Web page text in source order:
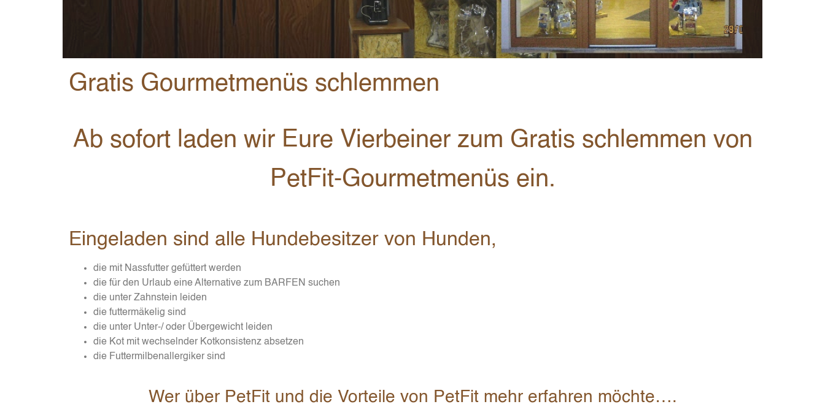
Gratis Gourmetmenüs schlemmen
Ab sofort laden wir Eure Vierbeiner zum Gratis schlemmen von
PetFit-Gourmetmenüs ein.
Eingeladen sind alle Hundebesitzer von Hunden,
die mit Nassfutter gefüttert werden
die für den Urlaub eine Alternative zum BARFEN suchen
die unter Zahnstein leiden
die futtermäkelig sind
die unter Unter-/ oder Übergewicht leiden
die Kot mit wechselnder Kotkonsistenz absetzen
die Futtermilbenallergiker sind
Wer über PetFit und die Vorteile von PetFit mehr erfahren möchte….